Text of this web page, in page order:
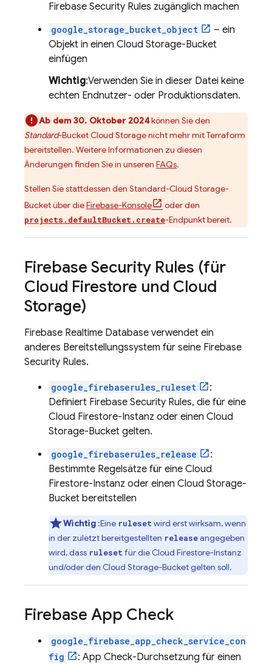
Firebase Security Rules zugänglich machen
google_storage_bucket_object
– ein
Objekt in einen Cloud Storage-Bucket
einfügen
Wichtig:Verwenden Sie in dieser Datei keine
echten Endnutzer- oder Produktionsdaten.
Ab dem 30. Oktober 2024können Sie den
Standard-BucketCloud Storagenicht mehr mit Terraform
bereitstellen. Weitere Informationen zu diesen
Änderungen finden Sie in unseren FAQs.
Stellen Sie stattdessen den Standard-Cloud Storage-
Bucket über dieFirebase-Konsole oder den
projects.defaultBucket.create-Endpunkt bereit.
Firebase Security Rules (für
Cloud Firestore und Cloud
Storage)
Firebase Realtime Database verwendet ein
anderes Bereitstellungssystem für seine Firebase
Security Rules.
google_firebaserules_ruleset
:
Definiert Firebase Security Rules, die für eine
Cloud Firestore-Instanz oder einen Cloud
Storage-Bucket gelten.
google_firebaserules_release
:
Bestimmte Regelsätze für eine Cloud
Firestore-Instanz oder einen Cloud Storage-
Bucket bereitstellen
Wichtig:Eine rulesetwird erst wirksam, wenn
in der zuletzt bereitgestellten releaseangegeben
wird, dass ruleset für die Cloud Firestore-Instanz
und/oder den Cloud Storage-Bucket gelten soll.
Firebase App Check
google_firebase_app_check_service_con
fig
: App Check-Durchsetzung für einen